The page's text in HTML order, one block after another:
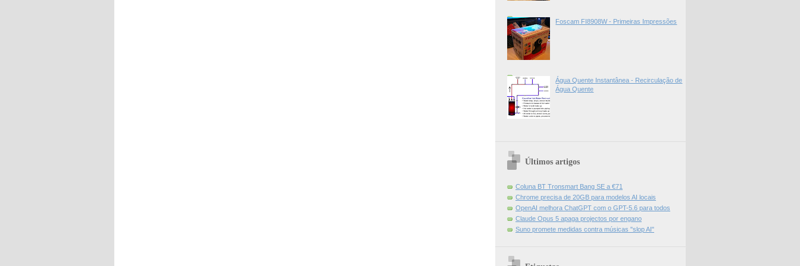
Foscam FI8908W - Primeiras Impressões
Água Quente Instantânea - Recirculação de
Água Quente
Últimos artigos
Coluna BT Tronsmart Bang SE a €71
Chrome precisa de 20GB para modelos AI locais
OpenAI melhora ChatGPT com o GPT-5.6 para todos
Claude Opus 5 apaga projectos por engano
Suno promete medidas contra músicas "slop AI"